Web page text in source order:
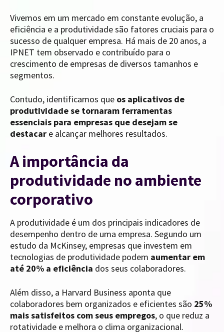
Vivemos em um mercado em constante evolução, a
eficiência e a produtividade são fatores cruciais para o
sucesso de qualquer empresa. Há mais de 20 anos, a
IPNET tem observado e contribuído para o
crescimento de empresas de diversos tamanhos e
segmentos.
Contudo, identificamos que os aplicativos de
produtividade se tornaram ferramentas
essenciais para empresas que desejam se
destacar e alcançar melhores resultados.
A importância da
produtividade no ambiente
corporativo
A produtividade é um dos principais indicadores de
desempenho dentro de uma empresa. Segundo um
estudo da McKinsey, empresas que investem em
tecnologias de produtividade podem aumentar em
até 20% a eficiência dos seus colaboradores.
Além disso, a Harvard Business aponta que
colaboradores bem organizados e eficientes são 25%
mais satisfeitos com seus empregos, o que reduz a
rotatividade e melhora o clima organizacional.